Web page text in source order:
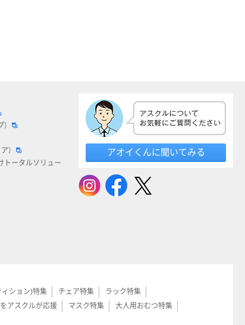
）
トータルソリュー
アオイくんに聞いてみる
ション)特集 チェア特集
ラック特集
アスクルが応援 マスク特集
大人用おむつ特集